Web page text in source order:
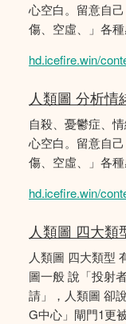
心空白。留意自
傷、空虛、」各
hd.icefire.win/
人類圖 分析
自殺、憂鬱症、
心空白。留意自
傷、空虛、」各
hd.icefire.win/
人類圖 四大類
人類圖 四大類型
圖一般 說「投射
請」，人類圖 卻
G中心」閘門1更